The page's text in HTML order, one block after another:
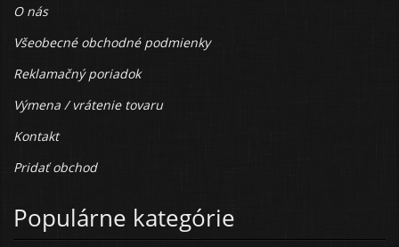
O nás
Všeobecné obchodné podmienky
Reklamačný poriadok
Výmena / vrátenie tovaru
Kontakt
Pridať obchod
Populárne kategórie